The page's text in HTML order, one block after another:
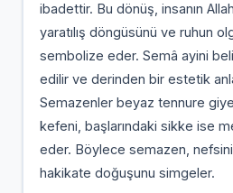
ibadettir. Bu dönüş, insanın
yaratılış döngüsünü ve ruhun
sembolize eder. Semâ ayini
edilir ve derinden bir estetik
Semazenler beyaz tennure
kefeni, başlarındaki sikke ise
eder. Böylece semazen,
hakikate doğuşunu simgeler.